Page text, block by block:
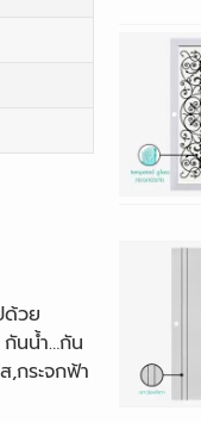
วย
นน้ำ…กัน
,กระจกฟ้า